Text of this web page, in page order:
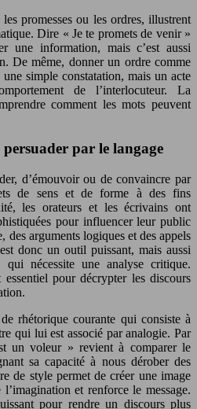
promesses ou les ordres, illustrent
Dire « Je te promets de venir »
une information, mais c’est aussi
De même, donner un ordre comme
simple constatation, mais un acte
de l’interlocuteur. La
comment les mots peuvent
par le langage
d’émouvoir ou de convaincre par
de sens et de forme à des fins
les orateurs et les écrivains ont
pour influencer leur public
des arguments logiques et des appels
donc un outil puissant, mais aussi
qui nécessite une analyse critique.
pour décrypter les discours
rhétorique courante qui consiste à
qui lui est associé par analogie. Par
un voleur » revient à comparer le
sa capacité à nous dérober des
de style permet de créer une image
et renforce le message.
pour rendre un discours plus